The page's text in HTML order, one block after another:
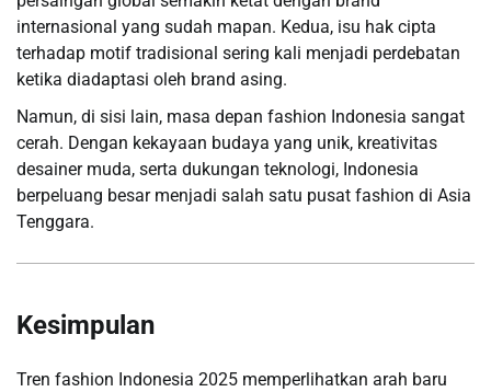
internasional yang sudah mapan. Kedua, isu hak cipta
terhadap motif tradisional sering kali menjadi perdebatan
ketika diadaptasi oleh brand asing.
Namun, di sisi lain, masa depan fashion Indonesia sangat
cerah. Dengan kekayaan budaya yang unik, kreativitas
desainer muda, serta dukungan teknologi, Indonesia
berpeluang besar menjadi salah satu pusat fashion di Asia
Tenggara.
Kesimpulan
Tren fashion Indonesia 2025 memperlihatkan arah baru